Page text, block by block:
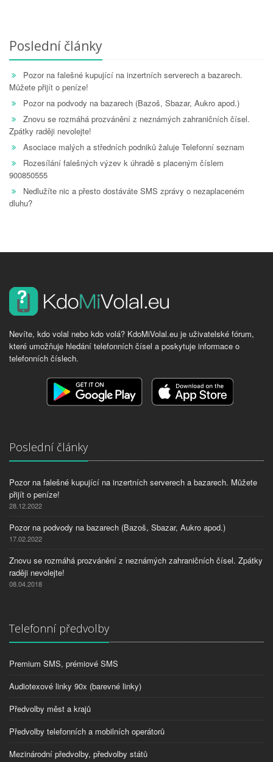
Poslední články
Pozor na falešné kupující na inzertních serverech a bazarech.
Můžete přijít o peníze!
Pozor na podvody na bazarech (Bazoš, Sbazar, Aukro apod.)
Znovu se rozmáhá prozvánění z neznámých zahraničních čísel.
Zpátky raději nevolejte!
Asociace malých a středních podniků žaluje Telefonní seznam
Rozesílání falešných výzev k úhradě s placeným číslem
900850555
Nedlužíte nic a přesto dostáváte SMS zprávy o nezaplaceném
dluhu?
Nevíte, kdo volal nebo kdo volá? KdoMiVolal.eu je uživatelské fórum,
které umožňuje hledání telefonních čísel a poskytuje informace o
telefonních číslech.
Poslední články
Pozor na falešné kupující na inzertních serverech a bazarech. Můžete
přijít o peníze!
28.12.2022
Pozor na podvody na bazarech (Bazoš, Sbazar, Aukro apod.)
17.02.2022
Znovu se rozmáhá prozvánění z neznámých zahraničních čísel. Zpátky
raději nevolejte!
08.04.2018
Telefonní předvolby
Premium SMS, prémiové SMS
Audiotexové linky 90x (barevné linky)
Předvolby měst a krajů
Předvolby telefonních a mobilních operátorů
Mezinárodní předvolby, předvolby států